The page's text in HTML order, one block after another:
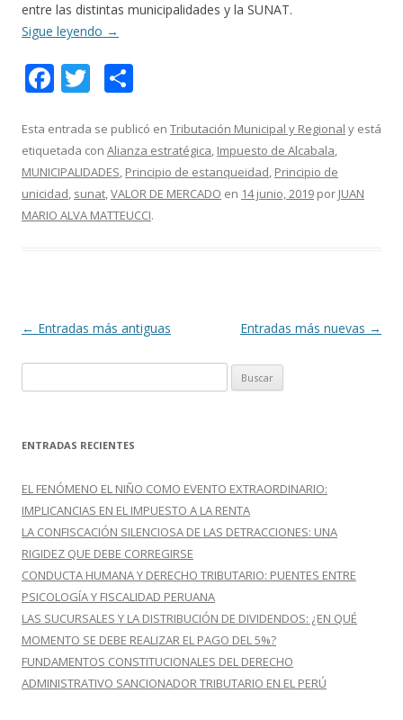
entre las distintas municipalidades y la SUNAT.
Sigue leyendo →
F
e
b
o
o
T
itt
er
m
p
ar
ti
Esta entrada se publicó en Tributación Municipal y Regional y está
etiquetada con Alianza estratégica, Impuesto de Alcabala,
MUNICIPALIDADES, Principio de estanqueidad, Principio de
unicidad, sunat,VALOR DE MERCADO en 14 junio, 2019 por JUAN
MARIO ALVA MATTEUCCI.
Navegación
← Entradas más antiguas Entradas más nuevas →
u
c
r
:
ENTRADAS RECIENTES
EL FENÓMENO EL NIÑO COMO EVENTO EXTRAORDINARIO:
IMPLICANCIAS EN EL IMPUESTO A LA RENTA
LA CONFISCACIÓN SILENCIOSA DE LAS DETRACCIONES: UNA
RIGIDEZ QUE DEBE CORREGIRSE
CONDUCTA HUMANA Y DERECHO TRIBUTARIO: PUENTES ENTRE
PSICOLOGÍA Y FISCALIDAD PERUANA
LAS SUCURSALES Y LA DISTRIBUCIÓN DE DIVIDENDOS: ¿EN QUÉ
MOMENTO SE DEBE REALIZAR EL PAGO DEL 5%?
FUNDAMENTOS CONSTITUCIONALES DEL DERECHO
ADMINISTRATIVO SANCIONADOR TRIBUTARIO EN EL PERÚ